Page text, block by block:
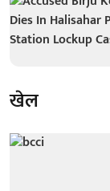
खेल